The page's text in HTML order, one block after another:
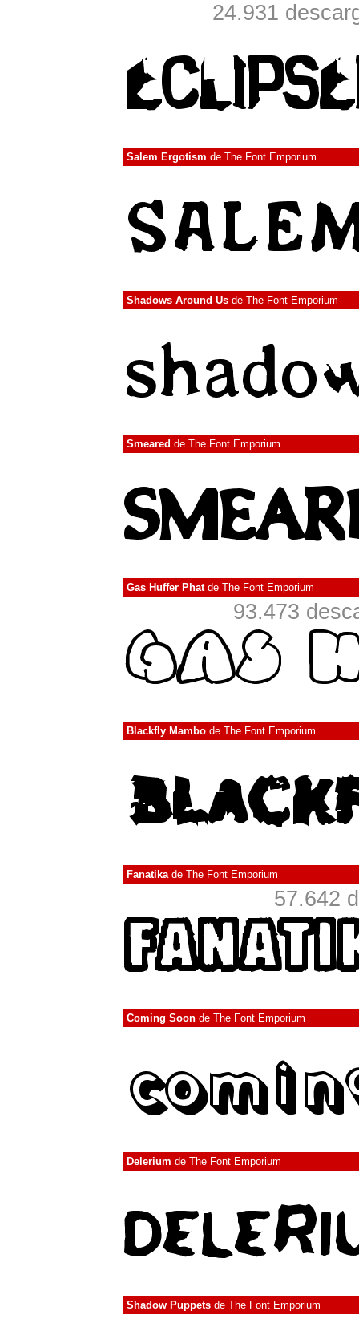
24.931
Salem Ergotism de The Font Emporium
Shadows Around Us de The Font Emporium
Smeared de The Font Emporium
Gas Huffer Phatde The Font Emporium
93.473
Blackfly Mambo de The Font Emporium
Fanatikade The Font Emporium
57.642
Coming Soon de The Font Emporium
Delerium de The Font Emporium
Shadow Puppets de The Font Emporium